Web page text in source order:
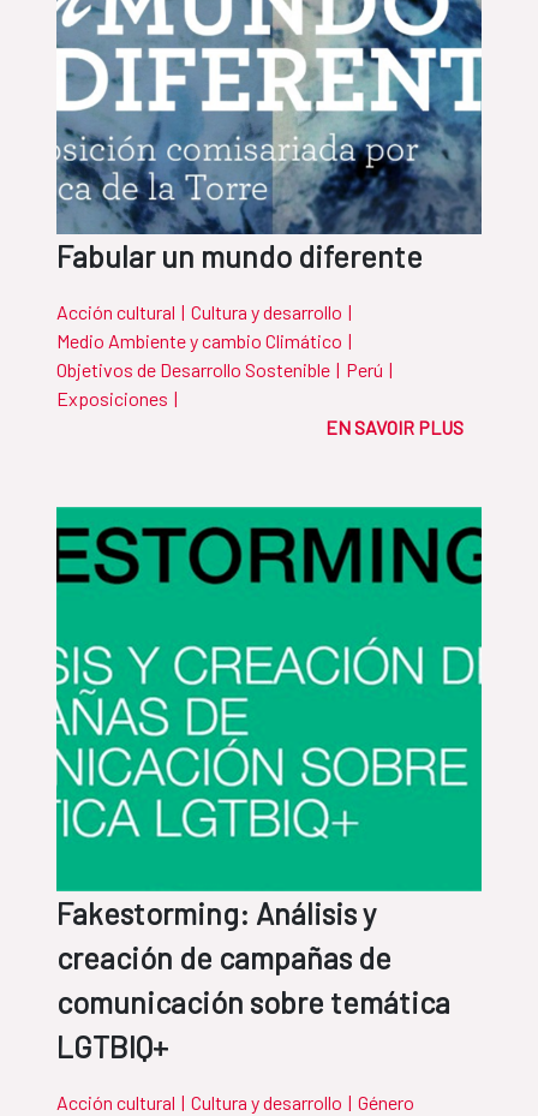
Fabular un mundo diferente
Acción cultural | Cultura y desarrollo |
Medio Ambiente y cambio Climático |
Objetivos de Desarrollo Sostenible | Perú |
Exposiciones |
EN SAVOIR PLUS
Fakestorming: Análisis y
creación de campañas de
comunicación sobre temática
LGTBIQ+
Acción cultural | Cultura y desarrollo | Género